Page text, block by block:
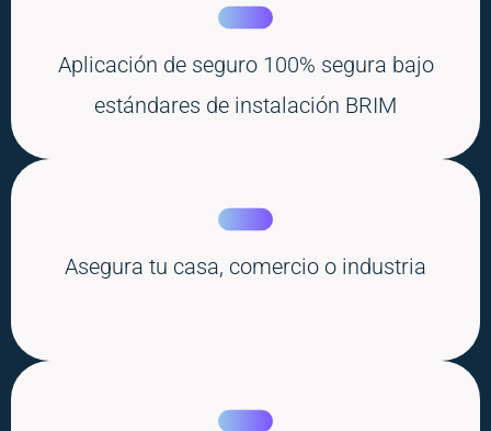
Aplicación de seguro 100% segura bajo
estándares de instalación BRIM
Asegura tu casa, comercio o industria